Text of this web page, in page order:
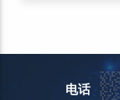
电话